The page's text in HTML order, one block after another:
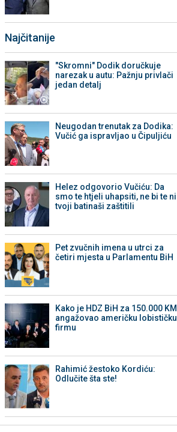
Najčitanije
"Skromni" Dodik doručkuje
narezak u autu: Pažnju privlači
jedan detalj
Neugodan trenutak za Dodika:
Vučić ga ispravljao u Čipuljiću
Helez odgovorio Vučiću: Da
smo te htjeli uhapsiti, ne bi te ni
tvoji batinaši zaštitili
Pet zvučnih imena u utrci za
četiri mjesta u Parlamentu BiH
Kako je HDZ BiH za 150.000 KM
angažovao američku lobističku
firmu
Rahimić žestoko Kordiću:
Odlučite šta ste!